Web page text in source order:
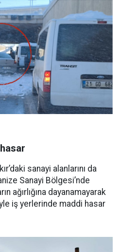
sanayi alanlarını da
Sanayi Bölgesi’nde
ağırlığına dayanamayarak
iş yerlerinde maddi hasar